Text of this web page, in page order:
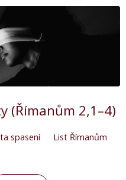
(Římanům 2,1–4)
spasení
List Římanům